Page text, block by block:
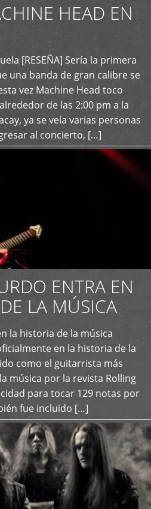
HEAD EN
[RESEÑA] Sería la primera
una banda de gran calibre se
vez Machine Head toco
de las 2:00 pm a la
ya se veía varias personas
al concierto, […]
+
ENTRA EN
LA MÚSICA
la historia de la música
en la historia de la
como el guitarrista más
música por la revista Rolling
para tocar 129 notas por
fue incluido […]
+